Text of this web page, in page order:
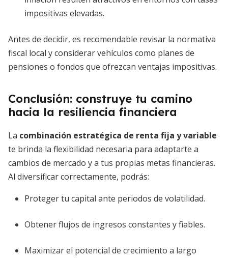
impositivas elevadas.
Antes de decidir, es recomendable revisar la normativa
fiscal local y considerar vehículos como planes de
pensiones o fondos que ofrezcan ventajas impositivas.
Conclusión: construye tu camino
hacia la resiliencia financiera
La combinación estratégica de renta fija y variable
te brinda la flexibilidad necesaria para adaptarte a
cambios de mercado y a tus propias metas financieras.
Al diversificar correctamente, podrás:
Proteger tu capital ante periodos de volatilidad.
Obtener flujos de ingresos constantes y fiables.
Maximizar el potencial de crecimiento a largo